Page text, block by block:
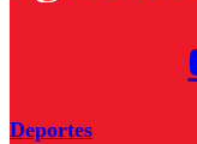
Deportes